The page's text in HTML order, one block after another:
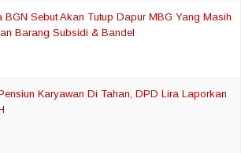
BGN Sebut Akan Tutup Dapur MBG Yang Masih
Barang Subsidi & Bandel
Karyawan Di Tahan, DPD Lira Laporkan